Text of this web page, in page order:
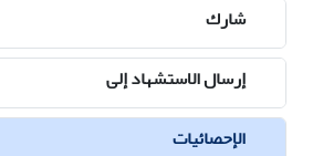
شارك
إرسال الاستشهاد إلى
الإحصائيات